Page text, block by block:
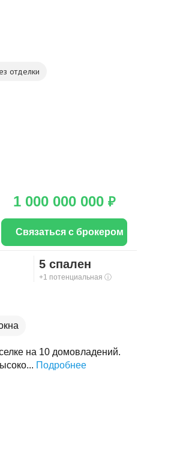
отделки
5 спален
+1 потенциальнаяⓘ
на 10 домовладений.
Подробнее
1 000 000 000 ₽
Связаться с брокером